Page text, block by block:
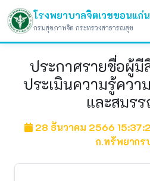
โรงพยาบาลจิตเวชขอนแก่
กรมสุขภาพจิต กระทรวงสาธารณสุข
ประกาศรายชื่อผู้มี
ประเมินความรู้ควา
และสมร
28 ธันวาคม 2566
ก.ทรัพยากร